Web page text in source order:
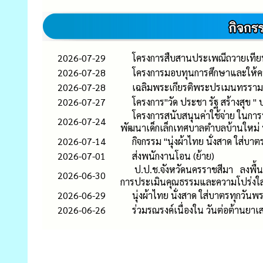
2026-07-29
โครงการสืบสานประเพณีถวายเ
2026-07-28
โครงการมอบทุนการศึกษาและใ
2026-07-28
เฉลิมพระเกียรติพระปรเมนทรรา
2026-07-27
โครงการ"วัด ประชา รัฐ สร้างสุข
2026-07-24
โครงการสนับสนุนค่าใช้จ่าย ในก
พัฒนาเด็กเล็กเทศบาลตำบลบ้านให
2026-07-14
กิจกรรม "นุ่งผ้าไทย นั่งสาด ใส่บา
2026-07-01
ส่งพนักงานโอน (ย้าย)
2026-06-30
ป.ป.ช.จังหวัดนครราชสีมา ลงพื้น
การประเมินคุณธรรมและความโปร่ง
2026-06-29
นุ่งผ้าไทย นั่งสาด ใส่บาตรทุกวันพ
2026-06-26
ร่วมรณรงค์เนื่องใน วันต่อต้านยาเ